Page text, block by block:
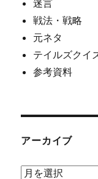
迷言
戦法・戦略
元ネタ
テイルズクイ
参考資料
アーカイブ
ア